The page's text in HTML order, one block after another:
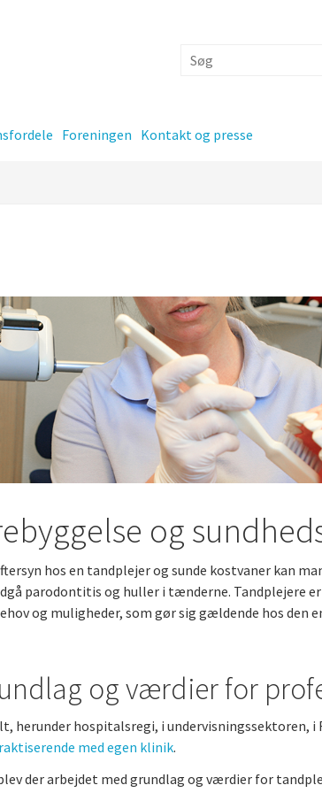
Foreningen
Kontingent
Kontakt og presse
og
hos en tandplejer og sunde kostvaner kan
parodontitis og huller i tænderne. Tandplejere er
og muligheder, som gør sig gældende hos den
og værdier for
herunder hospitalsregi, i undervisningssektoren, i
med egen klinik.
der arbejdet med grundlag og værdier for